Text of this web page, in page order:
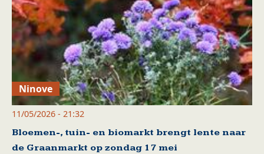
Ninove
11/05/2026 - 21:32
Bloemen-, tuin- en biomarkt brengt lente naar
de Graanmarkt op zondag 17 mei